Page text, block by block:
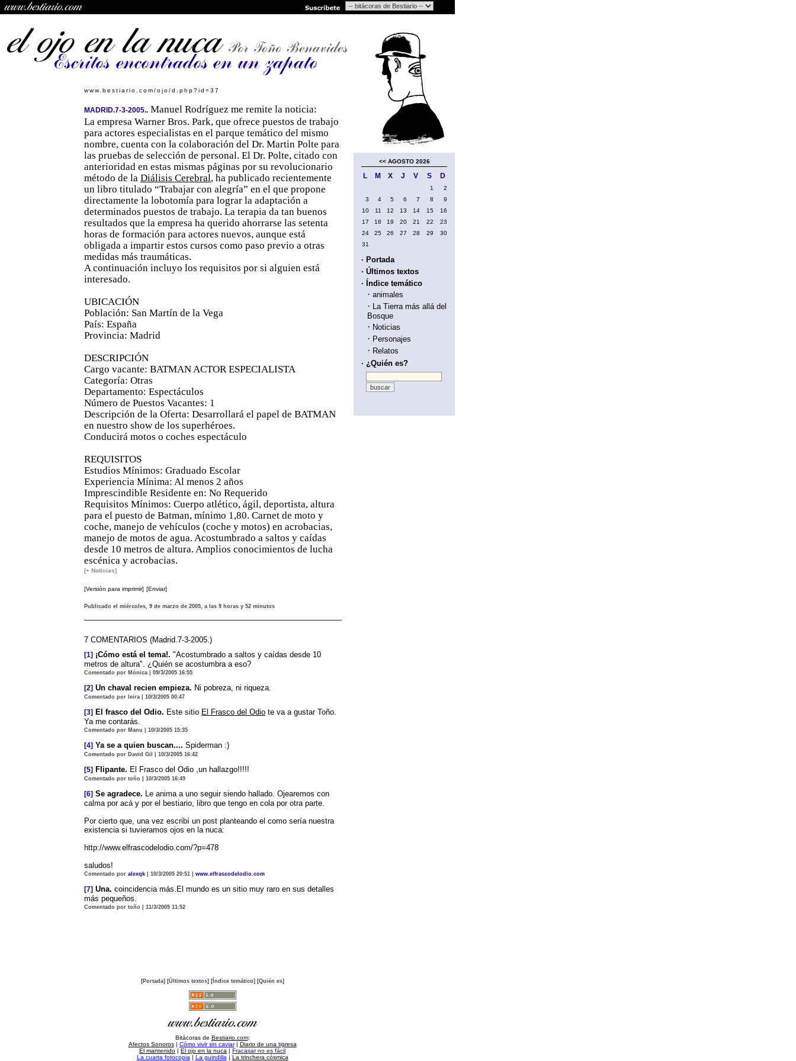
www.bestiario.com/ojo/d.php?id=37
MADRID.7-3-2005.. Manuel Rodríguez me remite la noticia:
La empresa Warner Bros. Park, que ofrece puestos de trabajo
para actores especialistas en el parque temático del mismo
nombre, cuenta con la colaboración del Dr. Martin Polte para
las pruebas de selección de personal. El Dr. Polte, citado con
anterioridad en estas mismas páginas por su revolucionario
método de la Diálisis Cerebral, ha publicado recientemente
un libro titulado “Trabajar con alegría” en el que propone
directamente la lobotomía para lograr la adaptación a
determinados puestos de trabajo. La terapia da tan buenos
resultados que la empresa ha querido ahorrarse las setenta
horas de formación para actores nuevos, aunque está
obligada a impartir estos cursos como paso previo a otras
medidas más traumáticas.
A continuación incluyo los requisitos por si alguien está
interesado.
UBICACIÓN
Población: San Martín de la Vega
País: España
Provincia: Madrid
DESCRIPCIÓN
Cargo vacante: BATMAN ACTOR ESPECIALISTA
Categoría: Otras
Departamento: Espectáculos
Número de Puestos Vacantes: 1
Descripción de la Oferta: Desarrollará el papel de BATMAN
en nuestro show de los superhéroes.
Conducirá motos o coches espectáculo
REQUISITOS
Estudios Mínimos: Graduado Escolar
Experiencia Mínima: Al menos 2 años
Imprescindible Residente en: No Requerido
Requisitos Mínimos: Cuerpo atlético, ágil, deportista, altura
para el puesto de Batman, mínimo 1,80. Carnet de moto y
coche, manejo de vehículos (coche y motos) en acrobacias,
manejo de motos de agua. Acostumbrado a saltos y caídas
desde 10 metros de altura. Amplios conocimientos de lucha
escénica y acrobacias.
[+ Noticias]
[Versión para imprimir] [Enviar]
Publicado el miércoles, 9 de marzo de 2005, a las 9 horas y 52 minutos
7 COMENTARIOS (Madrid.7-3-2005.)
[1] ¡Cómo está el tema!. "Acostumbrado a saltos y caídas desde 10
metros de altura". ¿Quién se acostumbra a eso?
Comentado por Mónica | 09/3/2005 16:55
[2] Un chaval recien empieza. Ni pobreza, ni riqueza.
Comentado por leira | 10/3/2005 00:47
[3] El frasco del Odio. Este sitio El Frasco del Odio te va a gustar Toño.
Ya me contarás.
Comentado por Manu | 10/3/2005 15:35
[4] Ya se a quien buscan.... Spiderman :)
Comentado por David Gil | 10/3/2005 16:42
[5] Flipante. El Frasco del Odio ,un hallazgo!!!!!
Comentado por toño | 10/3/2005 16:49
[6] Se agradece. Le anima a uno seguir siendo hallado. Ojearemos con
calma por acá y por el bestiario, libro que tengo en cola por otra parte.
Por cierto que, una vez escribí un post planteando el como sería nuestra
existencia si tuvieramos ojos en la nuca:
http://www.elfrascodelodio.com/?p=478
saludos!
Comentado por alexqk | 10/3/2005 20:51 | www.elfrascodelodio.com
[7] Una. coincidencia más.El mundo es un sitio muy raro en sus detalles
más pequeños.
Comentado por toño | 11/3/2005 11:52
<< AGOSTO 2026
L M X J V S D
1
2
3
4 5 6 7 8
9
10
11 12 13 14 15
16
17
18 19 20 21 22
23
24
25 26 27 28 29
30
31
· Portada
· Últimos textos
· Índice temático
· animales
· La Tierra más allá del
Bosque
· Noticias
· Personajes
· Relatos
· ¿Quién es?
[Portada] [Últimos textos] [Índice temático] [Quién es]
Bitácoras de Bestiario.com:
Afectos Sonoros| Cómo vivir sin caviar| Diario de una tigresa
El mantenido | El ojo en la nuca | Fracasar no es fácil
La cuarta fotocopia | La guindilla | La trinchera cósmica